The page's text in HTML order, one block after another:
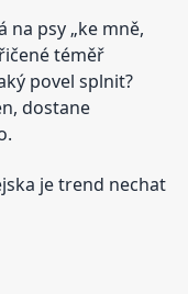
na psy „ke mně,
téměř
povel splnit?
dostane
je trend nechat